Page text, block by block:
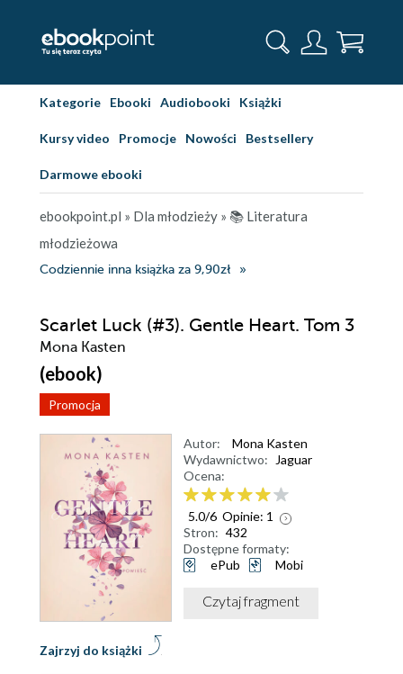
Kategorie Ebooki Audiobooki Książki
Kursy video Promocje Nowości Bestsellery
Darmowe ebooki
ebookpoint.pl » Dla młodzieży » 📚 Literatura
młodzieżowa
Codziennie inna książka za 9,90zł
Scarlet Luck (#3). Gentle Heart. Tom 3
Mona Kasten
(ebook)
Promocja
Zajrzyj do książki
Autor:
Mona Kasten
Wydawnictwo:
Jaguar
Ocena:
5.0/6 Opinie: 1
Stron: 432
Dostępne formaty:
ePub
Mobi
Czytaj fragment